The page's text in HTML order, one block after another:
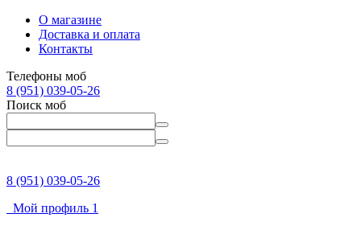
О магазине
Доставка и оплата
Контакты
Телефоны моб
8 (951) 039-05-26
Поиск моб
8 (951) 039-05-26
Мой профиль 1